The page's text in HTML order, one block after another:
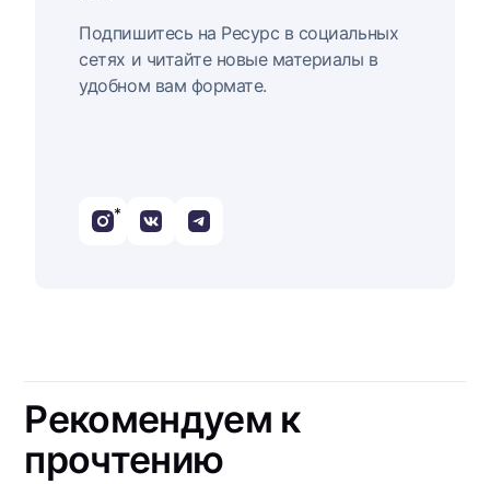
Подпишитесь на Ресурс в социальных
сетях и читайте новые материалы в
удобном вам формате.
*
Рекомендуем к
прочтению